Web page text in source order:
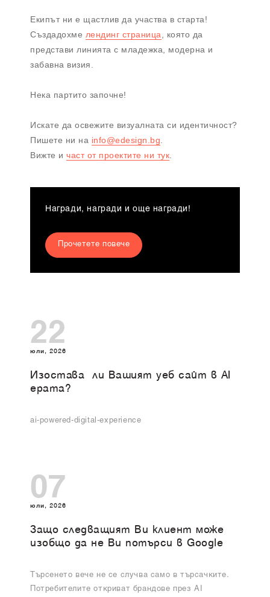
Екипът ни е щастлив да участва в старта!
Създадохме лендинг страница , която да
представи линията с младежка, модерна и
забавна визия.
Нека партито започне!
Искате да освежите визуалната си идентичност?
Пишете ни на info@edesign.bg
Вижте и част от проектите ни тук
Награди, награди и още награди!
Прочетете повече
22
юли, 2026
Изоставa ли Вашият уеб сайт в AI
ерата?
ai-powered-digital-experience
07
юли, 2026
Защо следващият Ви клиент може
изобщо да не Ви потърси в Google
Търсенето вече не се случва само в търсачките.
Потребителите откриват брандове през AI